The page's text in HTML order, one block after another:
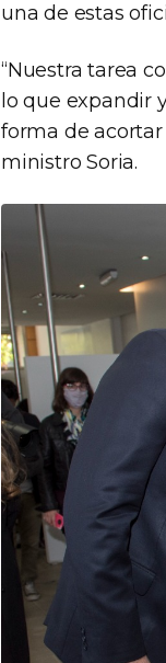
una de estas
“Nuestra tarea
lo que expandir
forma de
ministro Soria.